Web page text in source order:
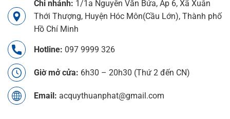
Chi nhánh: 1/1a Nguyễn Văn Bứa, Ấp 6, Xã Xuân
Thới Thượng, Huyện Hóc Môn(Cầu Lớn), Thành phố
Hồ Chí Minh
Hotline: 097 9999 326
Giờ mở cửa: 6h30 – 20h30 (Thứ 2 đến CN)
Email: acquythuanphat@gmail.com